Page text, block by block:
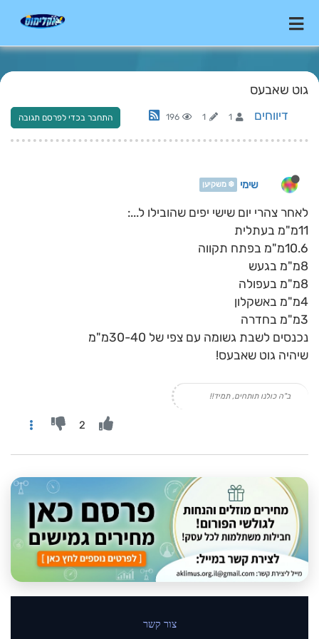
גוט שאבעס
דיווחים 1
1
196 התחבר בכדי לפרסם תגובה
שימי ❄️ משקיען
לאחר צהרי יום שישי יפים שהובילו ל...:
11מ"מ בעתלית
10.6מ"מ בפתח תקווה
8מ"מ בגעש
8מ"מ בעפולה
4מ"מ באשקלון
3מ"מ בחדרה
נכנסים לשבת גשומה עם צפי של 30-40מ"מ
שיהיה גוט שאבעס!
ב"ה כולנו תותחים, תמיד!!
2
צור קשר